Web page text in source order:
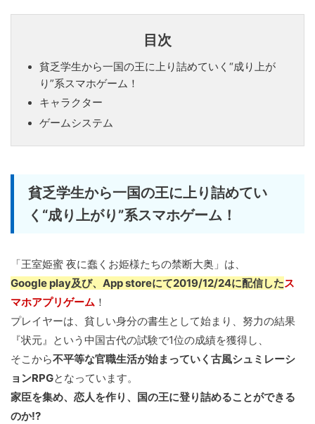
目次
貧乏学生から一国の王に上り詰めていく“成り上が
り”系スマホゲーム！
キャラクター
ゲームシステム
貧乏学生から一国の王に上り詰めてい
く“成り上がり”系スマホゲーム！
「王室姫蜜 夜に蠢くお姫様たちの禁断大奥」は、
Google play及び、App storeにて2019/12/24に配信したス
マホアプリゲーム ！
プレイヤーは、貧しい身分の書生として始まり、努力の結果
『状元』という中国古代の試験で1位の成績を獲得し、
そこから不平等な官職生活が始まっていく古風シュミレーシ
ョンRPGとなっています。
家臣を集め、恋人を作り、国の王に登り詰めることができる
のか!?